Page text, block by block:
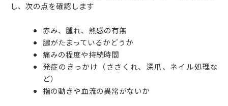
し、次の点を確認します
赤み、腫れ、熱感の有無
膿がたまっているかどうか
痛みの程度や持続時間
発症のきっかけ（ささくれ、深爪、ネイル処理な
ど）
指の動きや血流の異常がないか